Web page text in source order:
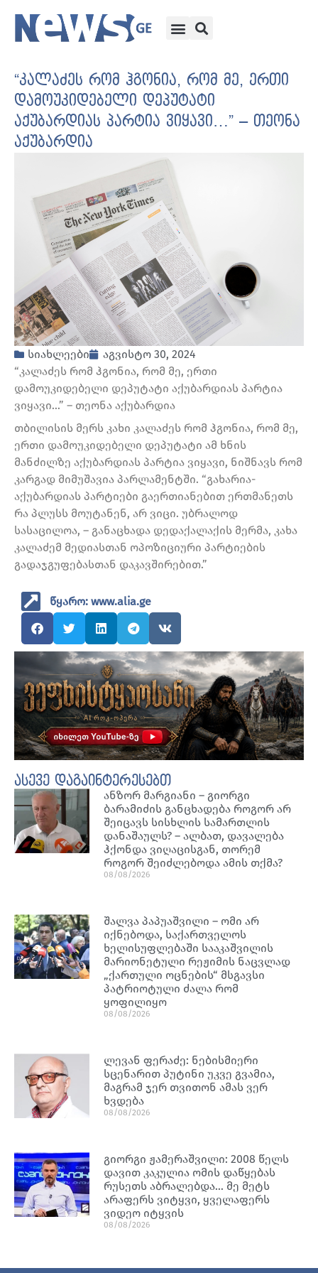
“კალაძეს რომ ჰგონია, რომ მე, ერთი
დამოუკიდებელი დეპუტატი
აქუბარდიას პარტია ვიყავი…” – თეონა
აქუბარდია
სიახლეები
აგვისტო 30, 2024
“კალაძეს რომ ჰგონია, რომ მე, ერთი
დამოუკიდებელი დეპუტატი აქუბარდიას პარტია
ვიყავი…” – თეონა აქუბარდია
თბილისის მერს კახი კალაძეს რომ ჰგონია, რომ მე,
ერთი დამოუკიდებელი დეპუტატი ამ ხნის
მანძილზე აქუბარდიას პარტია ვიყავი, ნიშნავს რომ
კარგად მიმუშავია პარლამენტში. “გახარია-
აქუბარდიას პარტიები გაერთიანებით ერთმანეთს
რა პლუსს მოუტანენ, არ ვიცი. უბრალოდ
სასაცილოა, – განაცხადა დედაქალაქის მერმა, კახა
კალაძემ მედიასთან ოპოზიციური პარტიების
გადაჯგუფებასთან დაკავშირებით.”
წყარო: www.alia.ge
ასევე დაგაინტერესებთ
ანზორ მარგიანი – გიორგი
ბარამიძის განცხადება როგორ არ
შეიცავს სისხლის სამართლის
დანაშაულს? – ალბათ, დავალება
ჰქონდა ვიღაცისგან, თორემ
როგორ შეიძლებოდა ამის თქმა?
08/08/2026
შალვა პაპუაშვილი – ომი არ
იქნებოდა, საქართველოს
ხელისუფლებაში სააკაშვილის
მარიონეტული რეჟიმის ნაცვლად
„ქართული ოცნების“ მსგავსი
პატრიოტული ძალა რომ
ყოფილიყო
08/08/2026
ლევან ფერაძე: ნებისმიერი
სცენარით პუტინი უკვე გვამია,
მაგრამ ჯერ თვითონ ამას ვერ
ხვდება
08/08/2026
გიორგი ჟამერაშვილი: 2008 წელს
დავით კაკულია ომის დაწყებას
რუსეთს აბრალებდა… მე მეტს
არაფერს ვიტყვი, ყველაფერს
ვიდეო იტყვის
08/08/2026